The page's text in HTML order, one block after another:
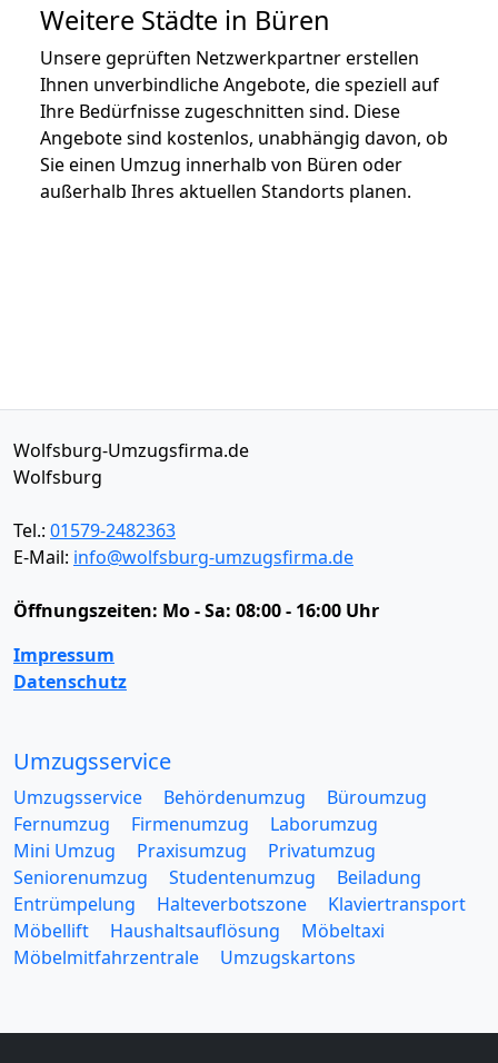
Weitere Städte in Büren
Unsere geprüften Netzwerkpartner erstellen
Ihnen unverbindliche Angebote, die speziell auf
Ihre Bedürfnisse zugeschnitten sind. Diese
Angebote sind kostenlos, unabhängig davon, ob
Sie einen Umzug innerhalb von Büren oder
außerhalb Ihres aktuellen Standorts planen.
Wolfsburg-Umzugsfirma.de
Wolfsburg
Tel.: 01579-2482363
E-Mail: info@wolfsburg-umzugsfirma.de
Öffnungszeiten: Mo - Sa: 08:00 - 16:00 Uhr
Impressum
Datenschutz
Umzugsservice
Umzugsservice Behördenumzug
Büroumzug
Fernumzug
Firmenumzug
Laborumzug
Mini Umzug
Praxisumzug
Privatumzug
Seniorenumzug
Studentenumzug
Beiladung
Entrümpelung
Halteverbotszone
Klaviertransport
Möbellift
Haushaltsauflösung
Möbeltaxi
Möbelmitfahrzentrale
Umzugskartons